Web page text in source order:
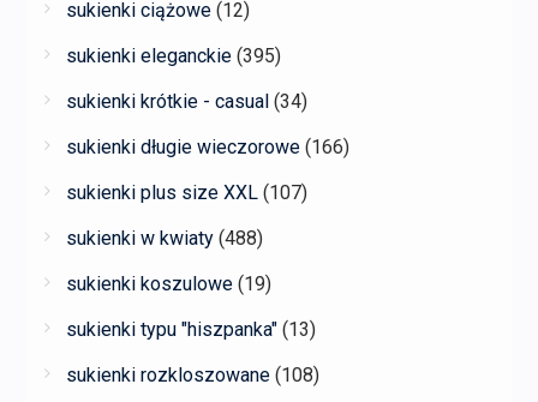
sukienki ciążowe (12)
sukienki eleganckie (395)
sukienki krótkie - casual (34)
sukienki długie wieczorowe (166)
sukienki plus size XXL (107)
sukienki w kwiaty (488)
sukienki koszulowe (19)
sukienki typu "hiszpanka" (13)
sukienki rozkloszowane (108)